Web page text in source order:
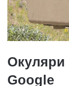
Окуляри
Google